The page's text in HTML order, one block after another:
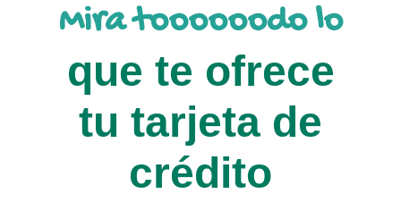
Mira toooooodo lo
que te ofrece
tu tarjeta de
crédito